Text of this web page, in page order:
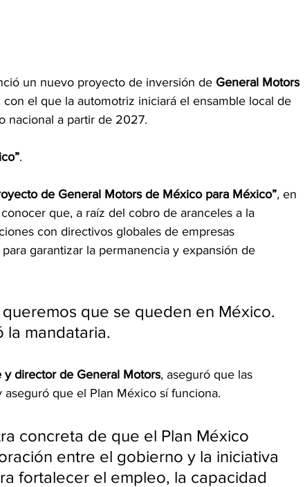
un nuevo proyecto de inversión de General Motors
el que la automotriz iniciará el ensamble local de
nacional a partir de 2027.
.
de General Motors de México para México”, en
que, a raíz del cobro de aranceles a la
con directivos globales de empresas
garantizar la permanencia y expansión de
que se queden en México.
la mandataria.
y director de General Motors, aseguró que las
que el Plan México sí funciona.
concreta de que el Plan México
entre el gobierno y la iniciativa
fortalecer el empleo, la capacidad